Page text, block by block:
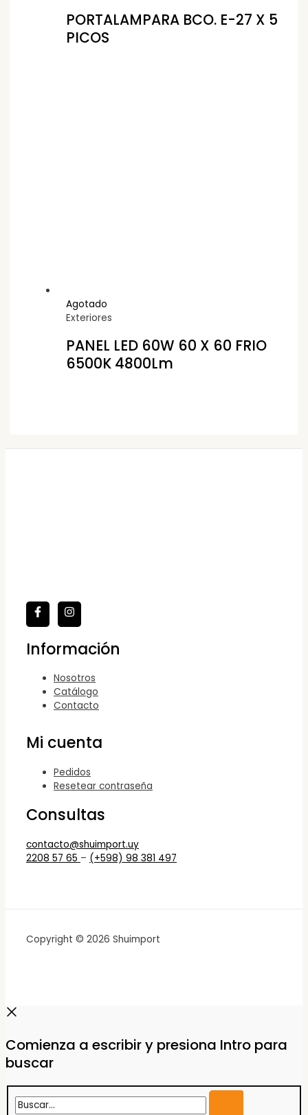
PORTALAMPARA BCO. E-27 X 5
PICOS
Agotado
Exteriores
PANEL LED 60W 60 X 60 FRIO
6500K 4800Lm
Información
Nosotros
Catálogo
Contacto
Mi cuenta
Pedidos
Resetear contraseña
Consultas
contacto@shuimport.uy
2208 57 65 – (+598) 98 381 497
Copyright © 2026 Shuimport
Comienza a escribir y presiona Intro para
buscar
Buscar...